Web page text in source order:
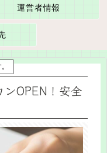
運営者情報
OPEN！安全